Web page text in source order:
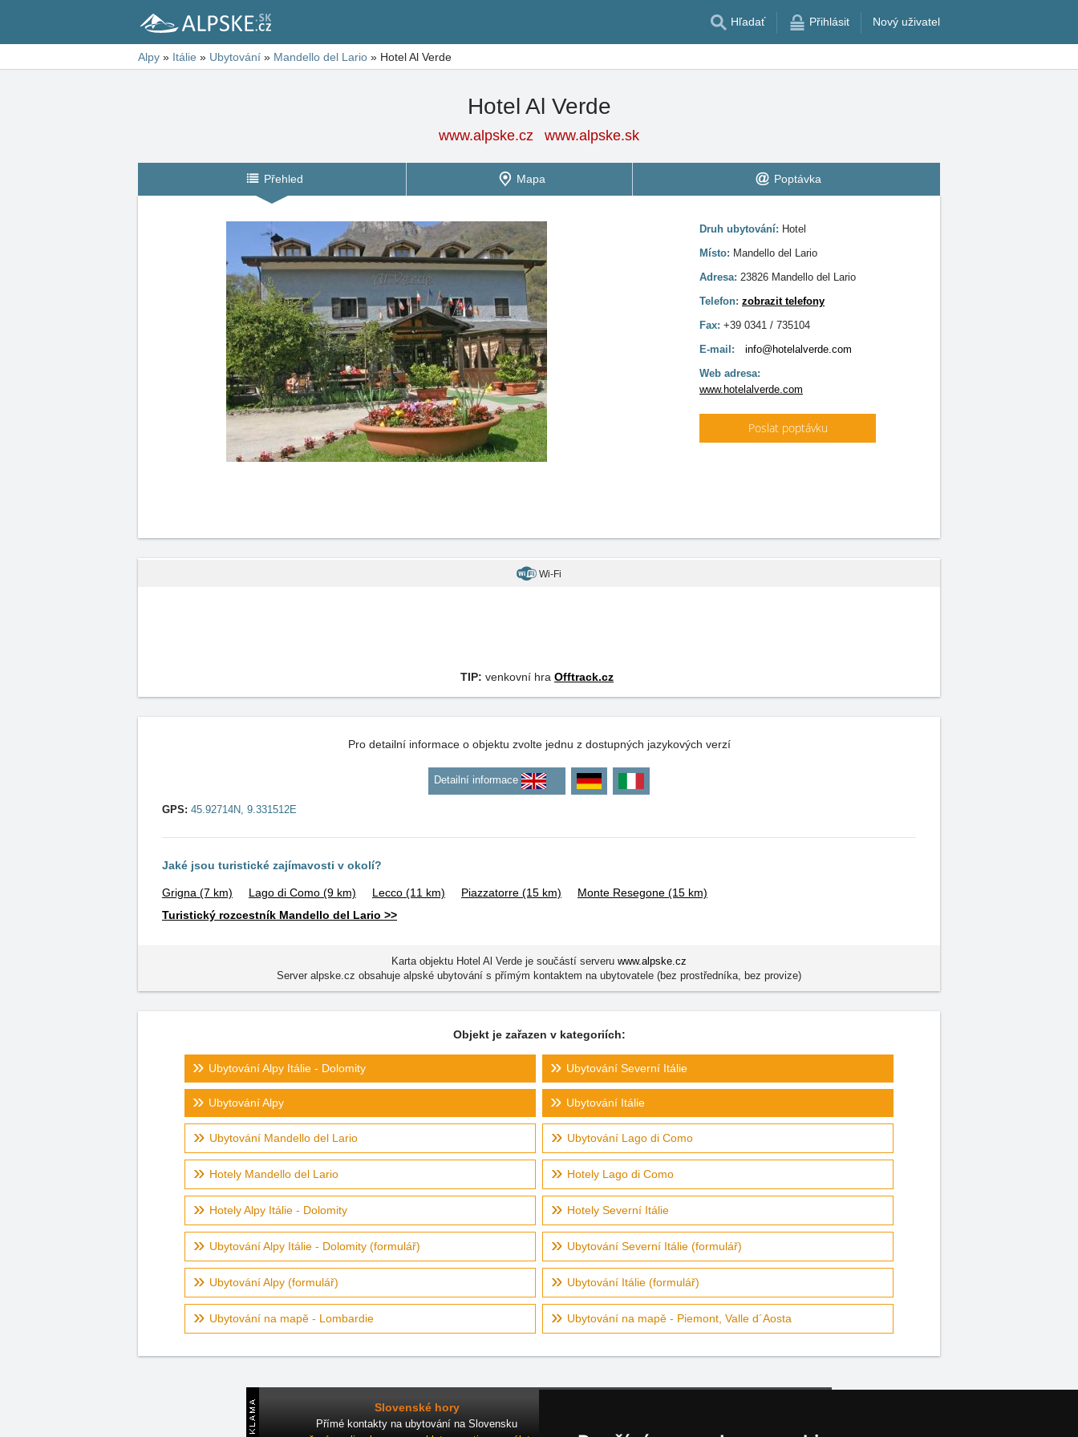
Hľadať Přihlásit Nový uživatel
Alpy » Itálie » Ubytování » Mandello del Lario » Hotel Al Verde
Hotel Al Verde
www.alpske.cz www.alpske.sk
Přehled Mapa Poptávka
Druh ubytování: Hotel
Místo: Mandello del Lario
Adresa: 23826 Mandello del Lario
Telefon: zobrazit telefony
Fax: +39 0341 / 735104
E-mail:
info@hotelalverde.com
Web adresa:
www.hotelalverde.com
Poslat poptávku
Wi-Fi
TIP: venkovní hra Offtrack.cz
Pro detailní informace o objektu zvolte jednu z dostupných jazykových verzí
Detailní informace
GPS: 45.92714N, 9.331512E
Jaké jsou turistické zajímavosti v okolí?
Grigna (7 km) Lago di Como (9 km) Lecco (11 km) Piazzatorre (15 km) Monte Resegone (15 km)
Turistický rozcestník Mandello del Lario >>
Karta objektu Hotel Al Verde je součástí serveru www.alpske.cz
Server alpske.cz obsahuje alpské ubytování s přímým kontaktem na ubytovatele (bez prostředníka, bez provize)
Objekt je zařazen v kategoriích:
Ubytování Alpy Itálie - Dolomity Ubytování Severní Itálie
Ubytování Alpy Ubytování Itálie
Ubytování Mandello del Lario Ubytování Lago di Como
Hotely Mandello del Lario Hotely Lago di Como
Hotely Alpy Itálie - Dolomity Hotely Severní Itálie
Ubytování Alpy Itálie - Dolomity (formulář) Ubytování Severní Itálie (formulář)
Ubytování Alpy (formulář) Ubytování Itálie (formulář)
Ubytování na mapě - Lombardie Ubytování na mapě - Piemont, Valle d´Aosta
Slovenské hory
Přímé kontakty na ubytování na Slovensku